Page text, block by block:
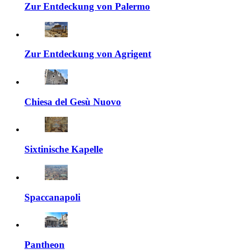
Zur Entdeckung von Palermo
Zur Entdeckung von Agrigent
Chiesa del Gesù Nuovo
Sixtinische Kapelle
Spaccanapoli
Pantheon